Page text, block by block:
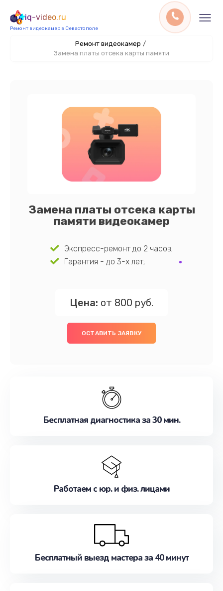
iq-video.ru
Ремонт видеокамер в Севастополе
Ремонт видеокамер /
Замена платы отсека карты памяти
Замена платы отсека карты
памяти видеокамер
Экспресс-ремонт до 2 часов;
Гарантия - до 3-х лет;
Цена: от 800 руб.
ОСТАВИТЬ ЗАЯВКУ
Бесплатная диагностика за 30 мин.
Работаем с юр. и физ. лицами
Бесплатный выезд мастера за 40 минут